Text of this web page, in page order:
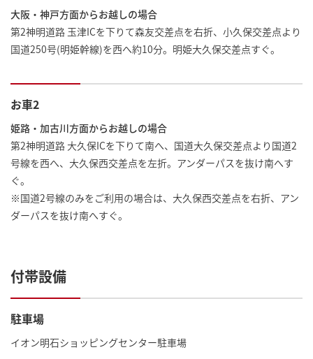
大阪・神戸方面からお越しの場合
第2神明道路 玉津ICを下りて森友交差点を右折、小久保交差点より
国道250号(明姫幹線)を西へ約10分。明姫大久保交差点すぐ。
お車2
姫路・加古川方面からお越しの場合
第2神明道路 大久保ICを下りて南へ、国道大久保交差点より国道2
号線を西へ、大久保西交差点を左折。アンダーパスを抜け南へす
ぐ。
※国道2号線のみをご利用の場合は、大久保西交差点を右折、アン
ダーパスを抜け南へすぐ。
付帯設備
駐車場
イオン明石ショッピングセンター駐車場